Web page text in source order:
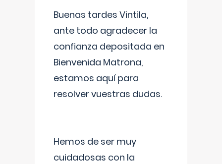
Buenas tardes Vintila,
ante todo agradecer la
confianza depositada en
Bienvenida Matrona,
estamos aquí para
resolver vuestras dudas.
Hemos de ser muy
cuidadosas con la